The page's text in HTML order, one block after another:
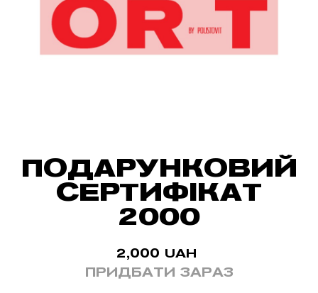
ПОДАРУНКОВИЙ
СЕРТИФІКАТ
2000
2,000 UAH
ПРИДБАТИ ЗАРАЗ